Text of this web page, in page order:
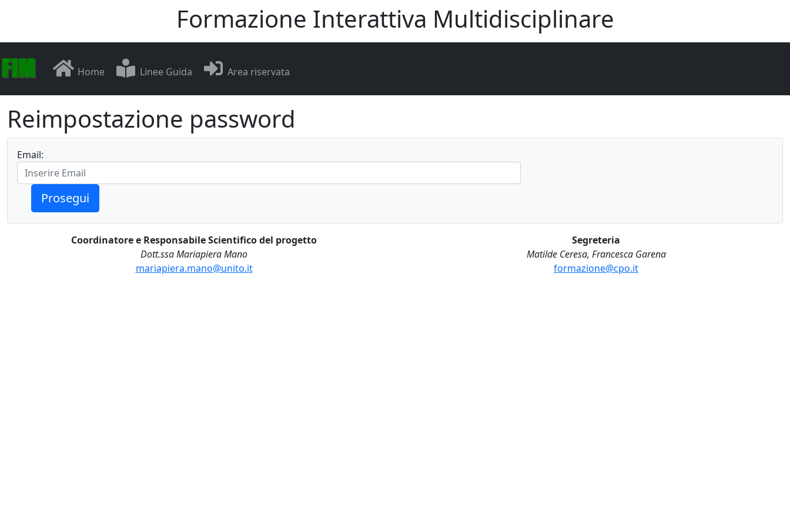
Formazione Interattiva Multidisciplinare
Home Linee Guida Area riservata
Reimpostazione password
Email:
Prosegui
Coordinatore e Responsabile Scientifico del progetto
Dott.ssa Mariapiera Mano
mariapiera.mano@unito.it
Segreteria
Matilde Ceresa, Francesca Garena
formazione@cpo.it